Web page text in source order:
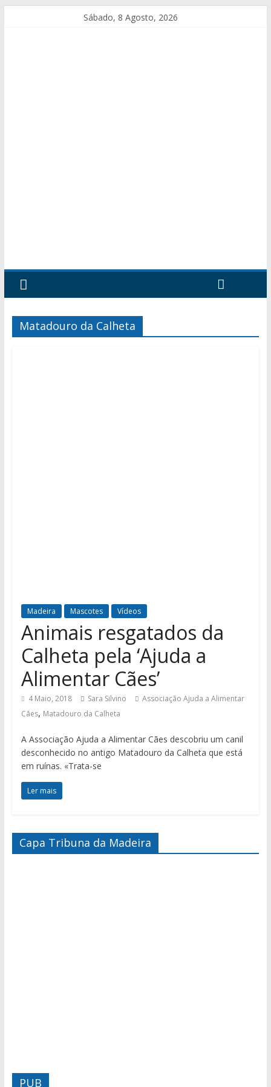
Sábado, 8 Agosto, 2026
Matadouro da Calheta
Madeira Mascotes Vídeos
Animais resgatados da
Calheta pela ‘Ajuda a
Alimentar Cães’
4 Maio, 2018 Sara Silvino
Associação Ajuda a Alimentar
Cães, Matadouro da Calheta
A Associação Ajuda a Alimentar Cães descobriu um canil
desconhecido no antigo Matadouro da Calheta que está
em ruínas. «Trata-se
Ler mais
Capa Tribuna da Madeira
PUB